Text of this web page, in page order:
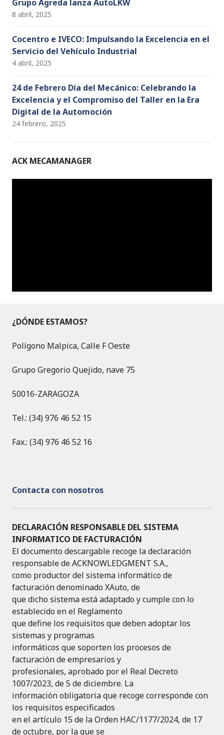
Grupo Ágreda lanza AutoLKW
8 abril, 2025
Cocentro e IVECO: Impulsando la Excelencia en el
Servicio del Vehículo Industrial
4 abril, 2025
24 de Febrero Día del Mecánico: Celebrando la
Excelencia y el Compromiso del Taller en la Era
Digital de la Automoción
24 febrero, 2025
ACK MECAMANAGER
¿DÓNDE ESTAMOS?
Polígono Malpica, Calle F Oeste
Grupo Gregorio Quejido, nave 75
50016-ZARAGOZA
Tel.: (34) 976 46 52 15
Fax.: (34) 976 46 52 16
Contacta con nosotros
DECLARACIÓN RESPONSABLE DEL SISTEMA
INFORMATICO DE FACTURACIÓN
El documento descargable recoge la declaración
responsable de ACKNOWLEDGMENT S.A.,
como productor del sistema informático de
facturación denominado XAuto, de
que dicho sistema está adaptado y cumple con lo
establecido en el Reglamento
que define los requisitos que deben adoptar los
sistemas y programas
informáticos que soporten los procesos de
facturación de empresarios y
profesionales, aprobado por el Real Decreto
1007/2023, de 5 de diciembre. La
información obligatoria que recoge corresponde con
los requisitos especificados
en el artículo 15 de la Orden HAC/1177/2024, de 17
de octubre, por la que se